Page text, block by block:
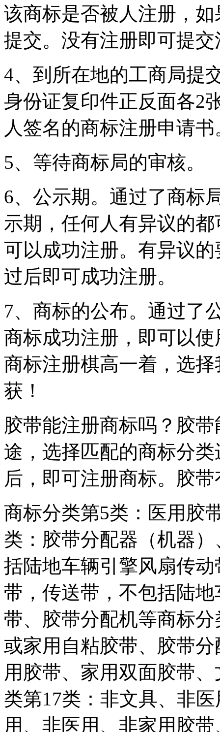
该商标是否被人注册，
提交。没有注册即可提
4、到所在地的工商局提
身份证复印件正反面各2
人签名的商标注册申请
5、等待商标局的审核。
6、公示期。通过了商标
示期，任何人有异议的
可以成功注册。有异议
过后即可成功注册。
7、商标的公布。通过了
商标成功注册，即可以
商标注册棋高一着，选
获！
胶带能注册商标吗？胶
途，选择匹配的商标分
后，即可注册商标。胶
商标分类第5类：医用胶
类：胶带分配器（机器
括陆地车辆引擎风扇传
带，传送带，不包括陆
带、胶带分配机等商标
或家用自粘胶带、胶带
用胶带、家用双面胶带
类第17类：非文具、非
用、非医用、非家用胶